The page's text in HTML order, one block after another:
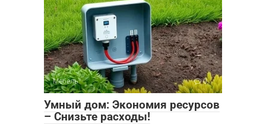
Мебель 0
Умный дом: Экономия ресурсов
– Снизьте расходы!